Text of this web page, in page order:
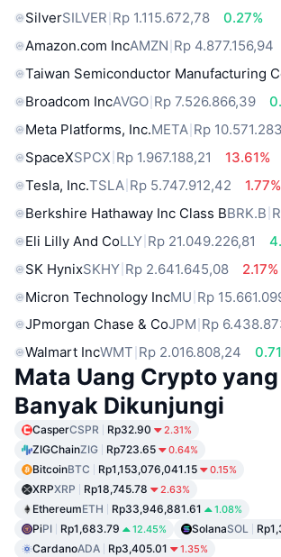
SilverSILVER Rp 1.115.672,78
0.27%
Amazon.com IncAMZN Rp 4.877.156,94
Taiwan Semiconductor Manufacturing
Broadcom IncAVGO Rp 7.526.866,39
Meta Platforms, Inc.META Rp
SpaceXSPCX Rp 1.967.188,21
13.61%
Tesla, Inc.TSLA Rp 5.747.912,42
1.77%
Berkshire Hathaway Inc Class BBRK.B
Eli Lilly And CoLLY Rp 21.049.226,81
SK HynixSKHY Rp 2.641.645,08
2.17%
Micron Technology IncMU Rp
JPmorgan Chase & CoJPM Rp
Walmart IncWMT Rp 2.016.808,24
Mata Uang Crypto
Banyak Dikunjungi
CasperCSPR Rp32.90 2.31%
ZIGChainZIG Rp723.65 0.64%
BitcoinBTC Rp1,153,076,041.15 0.15%
XRPXRP Rp18,745.78 2.63%
EthereumETH Rp33,946,881.61 1.08%
PiPI Rp1,683.79 12.45% SolanaSOL
CardanoADA Rp3,405.01 1.35%